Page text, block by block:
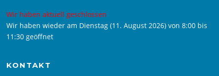
Wir haben aktuell geschlossen
Wir haben wieder am Dienstag (11. August 2026) von 8:00 bis
11:30 geöffnet
KONTAKT